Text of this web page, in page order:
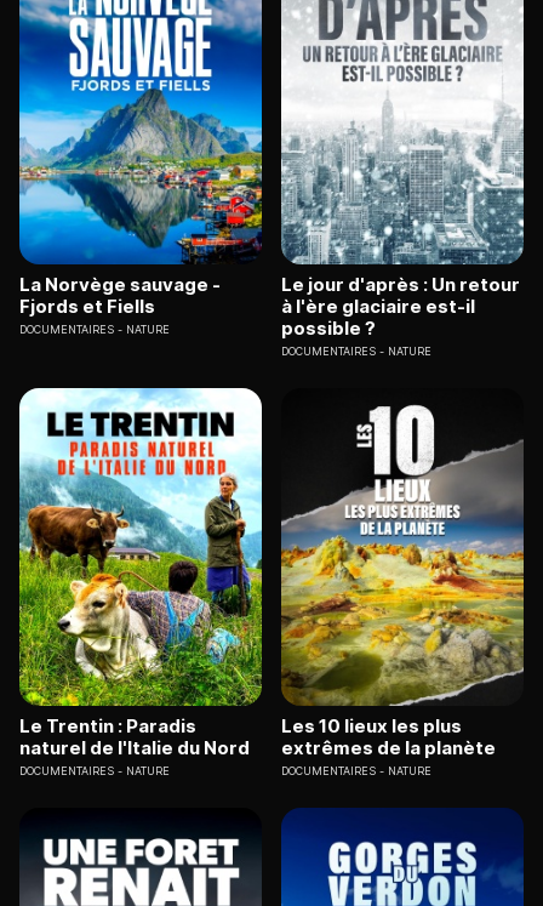
La Norvège sauvage -
Fjords et Fiells
DOCUMENTAIRES NATURE
Le jour d'après : Un retour
à l'ère glaciaire est-il
possible ?
DOCUMENTAIRES NATURE
Le Trentin : Paradis
naturel de l'Italie du Nord
DOCUMENTAIRES NATURE
Les 10 lieux les plus
extrêmes de la planète
DOCUMENTAIRES NATURE